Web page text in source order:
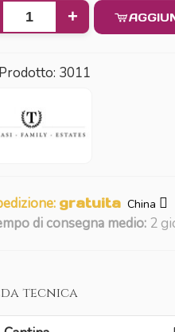
+
3011
gratuita China
di consegna medio: 2
tecnica